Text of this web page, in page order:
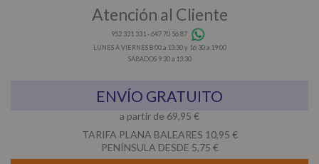
Atención al Cliente
952 331 331 -647 70 56 87
LUNES A VIERNES 8:00 a 13:30 y 16:30 a 19:00
SÁBADOS 9:30 a 13:30
ENVÍO GRATUITO
a partir de 69,95 €
TARIFA PLANA BALEARES 10,95 €
PENÍNSULA DESDE 5,75 €